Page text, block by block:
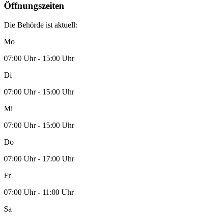
Öffnungszeiten
Die Behörde ist aktuell:
Mo
07:00 Uhr - 15:00 Uhr
Di
07:00 Uhr - 15:00 Uhr
Mi
07:00 Uhr - 15:00 Uhr
Do
07:00 Uhr - 17:00 Uhr
Fr
07:00 Uhr - 11:00 Uhr
Sa